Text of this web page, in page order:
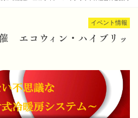
イベント情報
エコウィン・ハイブリッ